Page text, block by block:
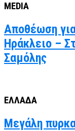
MEDIA
Αποθέωση
Ηράκλειο –
Σαμόλης
ΕΛΛΑΔΑ
Μεγάλη